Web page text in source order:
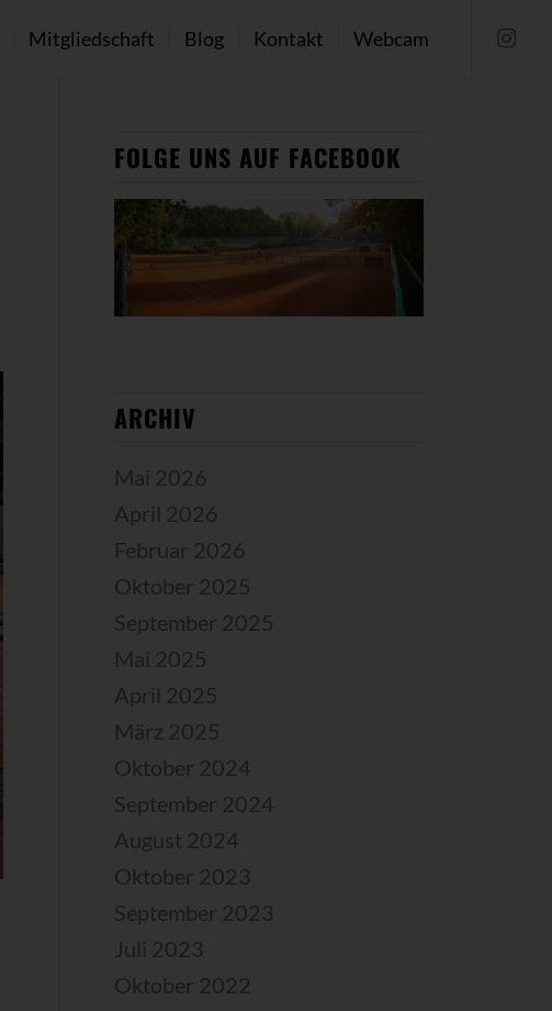
Mitgliedschaft Blog Kontakt Webcam
FOLGE UNS AUF FACEBOOK
ARCHIV
Mai 2026
April 2026
Februar 2026
Oktober 2025
September 2025
Mai 2025
April 2025
März 2025
Oktober 2024
September 2024
August 2024
Oktober 2023
September 2023
Juli 2023
Oktober 2022